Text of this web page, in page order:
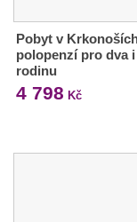
Pobyt v
polopenzí pro dva i
rodinu
4 798 Kč